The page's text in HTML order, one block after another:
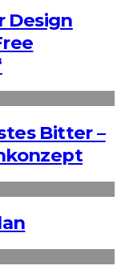
Design
Bitter –